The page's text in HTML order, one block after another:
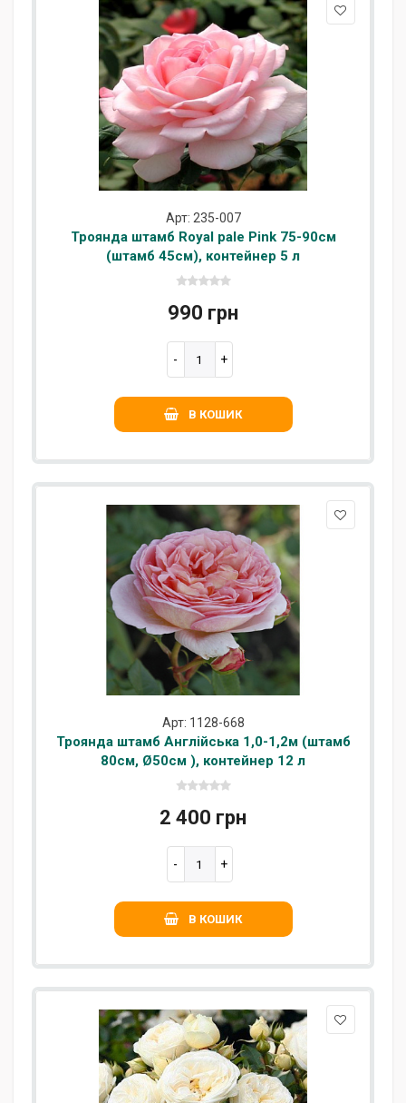
Арт: 235-007
Троянда штамб Royal pale Pink 75-90см
(штамб 45см), контейнер 5 л
990 грн
В КОШИК
Арт: 1128-668
Троянда штамб Англійська 1,0-1,2м (штамб
80см, Ø50см ), контейнер 12 л
2 400 грн
В КОШИК